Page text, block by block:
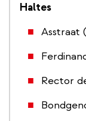
Haltes
Asstraat
Rector